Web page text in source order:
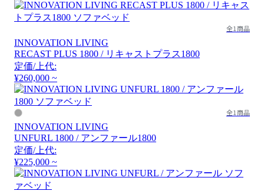
全1商品
INNOVATION LIVING
RECAST PLUS 1800 / リキャストプラス1800
定価/上代:
¥260,000 ~
全1商品
INNOVATION LIVING
UNFURL 1800 / アンファール1800
定価/上代:
¥225,000 ~